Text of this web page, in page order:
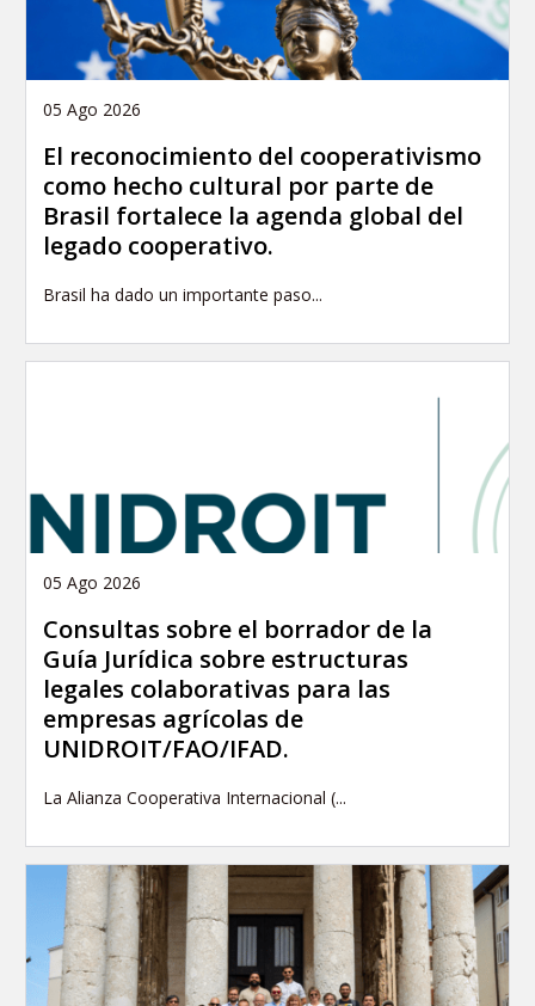
05 Ago 2026
El reconocimiento del cooperativismo
como hecho cultural por parte de
Brasil fortalece la agenda global del
legado cooperativo.
Brasil ha dado un importante paso...
05 Ago 2026
Consultas sobre el borrador de la
Guía Jurídica sobre estructuras
legales colaborativas para las
empresas agrícolas de
UNIDROIT/FAO/IFAD.
La Alianza Cooperativa Internacional (...